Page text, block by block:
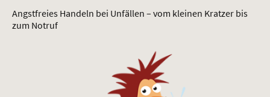
Angstfreies Handeln bei Unfällen – vom kleinen Kratzer bis
zum Notruf